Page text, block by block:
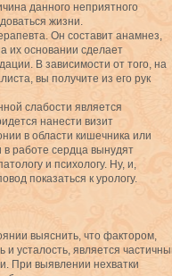
данного неприятного
жизни.
Он составит анамнез,
их основании сделает
В зависимости от того, на
вы получите из его рук
слабости является
нанести визит
в области кишечника или
в работе сердца вынудят
и психологу. Ну, и,
показаться к урологу.
выяснить, что фактором,
усталость, является
При выявлении нехватки